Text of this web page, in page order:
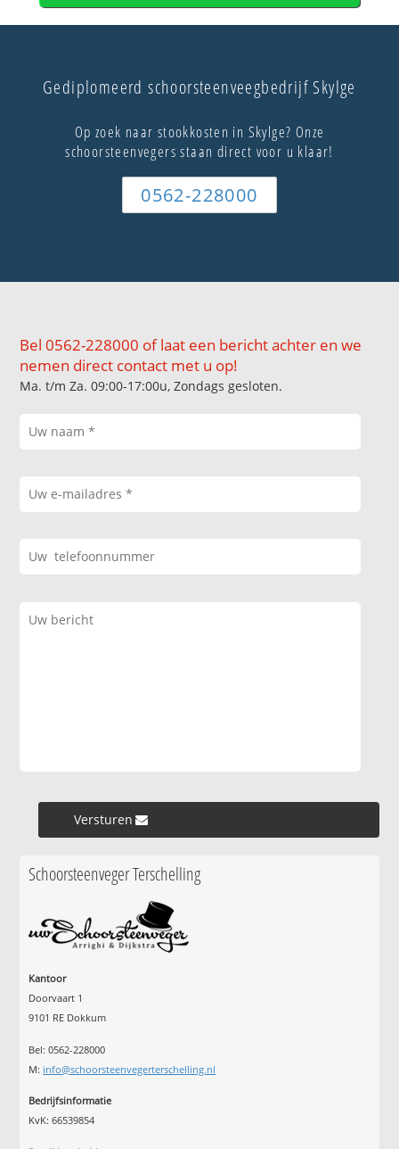
Gediplomeerd schoorsteenveegbedrijf Skylge
Op zoek naar stookkosten in Skylge? Onze
schoorsteenvegers staan direct voor u klaar!
0562-228000
Bel 0562-228000 of laat een bericht achter en we
nemen direct contact met u op!
Ma. t/m Za. 09:00-17:00u, Zondags gesloten.
Versturen »
Schoorsteenveger Terschelling
Kantoor
Doorvaart 1
9101 RE Dokkum
Bel: 0562-228000
M: info@schoorsteenvegerterschelling.nl
Bedrijfsinformatie
KvK: 66539854